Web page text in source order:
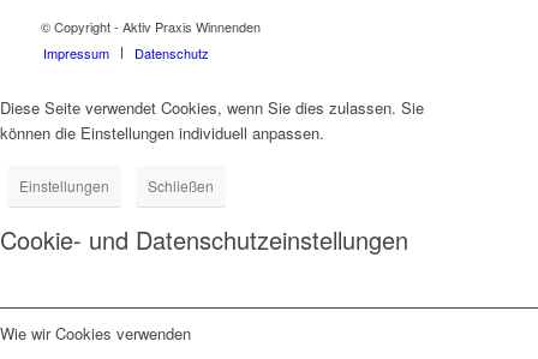
© Copyright - Aktiv Praxis Winnenden
Impressum
Datenschutz
Diese Seite verwendet Cookies, wenn Sie dies zulassen. Sie
können die Einstellungen individuell anpassen.
Einstellungen Schließen
Cookie- und Datenschutzeinstellungen
Wie wir Cookies verwenden